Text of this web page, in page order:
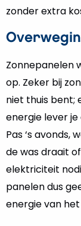
zonder extra
Zonnepanelen
op. Zeker bij
niet thuis bent;
energie lever
Pas ‘s avonds,
de was draait
elektriciteit
panelen dus
energie van